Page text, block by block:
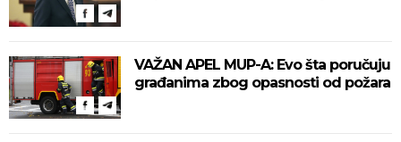
VAŽAN APEL MUP-A: Evo šta poručuju
građanima zbog opasnosti od požara